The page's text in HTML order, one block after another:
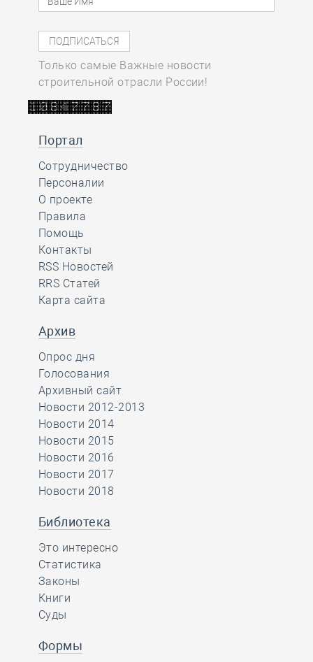
Только самые Важные новости
строительной отрасли России!
Портал
Сотрудничество
Персоналии
О проекте
Правила
Помощь
Контакты
RSS Новостей
RRS Статей
Карта сайта
Архив
Опрос дня
Голосования
Архивный сайт
Новости 2012-2013
Новости 2014
Новости 2015
Новости 2016
Новости 2017
Новости 2018
Библиотека
Это интересно
Статистика
Законы
Книги
Суды
Формы